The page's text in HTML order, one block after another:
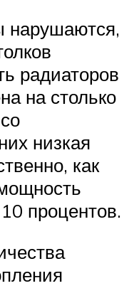
нарушаются,
радиаторов
на столько
низкая
как
процентов.